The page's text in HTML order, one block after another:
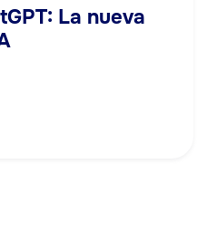
La nueva